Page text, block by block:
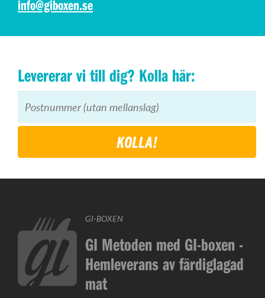
info@giboxen.se
Levererar vi till dig? Kolla här:
KOLLA!
GI-BOXEN
GI Metoden med GI-boxen -
Hemleverans av färdiglagad
mat